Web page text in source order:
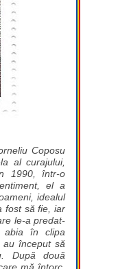
Coposu
al curajului,
1990, într-o
el a
idealul
fost să fie, iar
le-a predat-
abia în clipa
au început să
După două